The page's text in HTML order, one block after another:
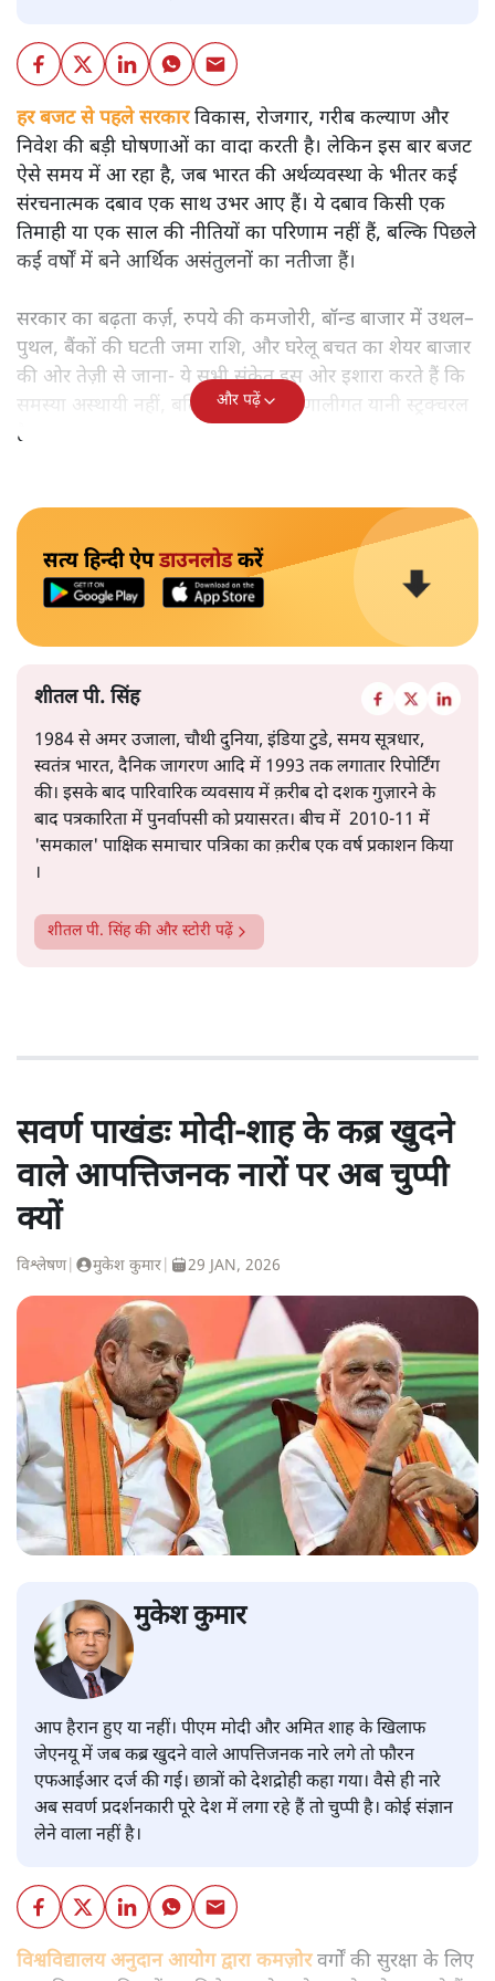
हर बजट से पहले सरकारविकास, रोजगार, गरीब कल्याण और
निवेश की बड़ी घोषणाओं का वादा करती है। लेकिन इस बार बजट
ऐसे समय में आ रहा है, जब भारत की अर्थव्यवस्था के भीतर कई
संरचनात्मक दबाव एक साथ उभर आए हैं। ये दबाव किसी एक
तिमाही या एक साल की नीतियों का परिणाम नहीं हैं, बल्कि पिछले
कई वर्षों में बने आर्थिक असंतुलनों का नतीजा हैं।
सरकार का बढ़ता कर्ज़, रुपये की कमजोरी, बॉन्ड बाजार में उथल–
पुथल, बैंकों की घटती जमा राशि, और घरेलू बचत का शेयर बाजार
की ओर तेज़ी से जाना- ये सभी संकेत इस ओर इशारा करते हैं कि
समस्या अस्थायी नहीं, बल्कि गहरी और प्रणालीगत यानी स्ट्रक्चरल
है।
और पढ़ें
सत्य हिन्दी ऐपडाउनलोडकरें
शीतल पी. सिंह
1984 से अमर उजाला, चौथी दुनिया, इंडिया टुडे, समय सूत्रधार,
स्वतंत्र भारत, दैनिक जागरण आदि में 1993 तक लगातार रिपोर्टिंग
की। इसके बाद पारिवारिक व्यवसाय में क़रीब दो दशक गुज़ारने के
बाद पत्रकारिता में पुनर्वापसी को प्रयासरत। बीच में 2010-11 में
'समकाल' पाक्षिक समाचार पत्रिका का क़रीब एक वर्ष प्रकाशन किया
।
शीतल पी. सिंहकी और स्टोरी पढ़ें
सवर्ण पाखंडः मोदी-शाह के कब्र खुदने
वाले आपत्तिजनक नारों पर अब चुप्पी
क्यों
विश्लेषण| मुकेश कुमार 29 JAN, 2026
मुकेश कुमार
आप हैरान हुए या नहीं। पीएम मोदी और अमित शाह के खिलाफ
जेएनयू में जब कब्र खुदने वाले आपत्तिजनक नारे लगे तो फौरन
एफआईआर दर्ज की गई। छात्रों को देशद्रोही कहा गया। वैसे ही नारे
अब सवर्ण प्रदर्शनकारी पूरे देश में लगा रहे हैं तो चुप्पी है। कोई संज्ञान
लेने वाला नहीं है।
विश्वविद्यालय अनुदान आयोग द्वारा कमज़ोरवर्गों की सुरक्षा के लिए